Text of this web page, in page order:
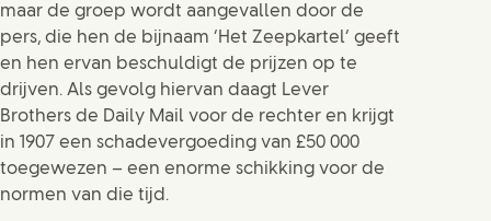
maar de groep wordt aangevallen door de
pers, die hen de bijnaam ‘Het Zeepkartel’ geeft
en hen ervan beschuldigt de prijzen op te
drijven. Als gevolg hiervan daagt Lever
Brothers de Daily Mail voor de rechter en krijgt
in 1907 een schadevergoeding van £50 000
toegewezen – een enorme schikking voor de
normen van die tijd.